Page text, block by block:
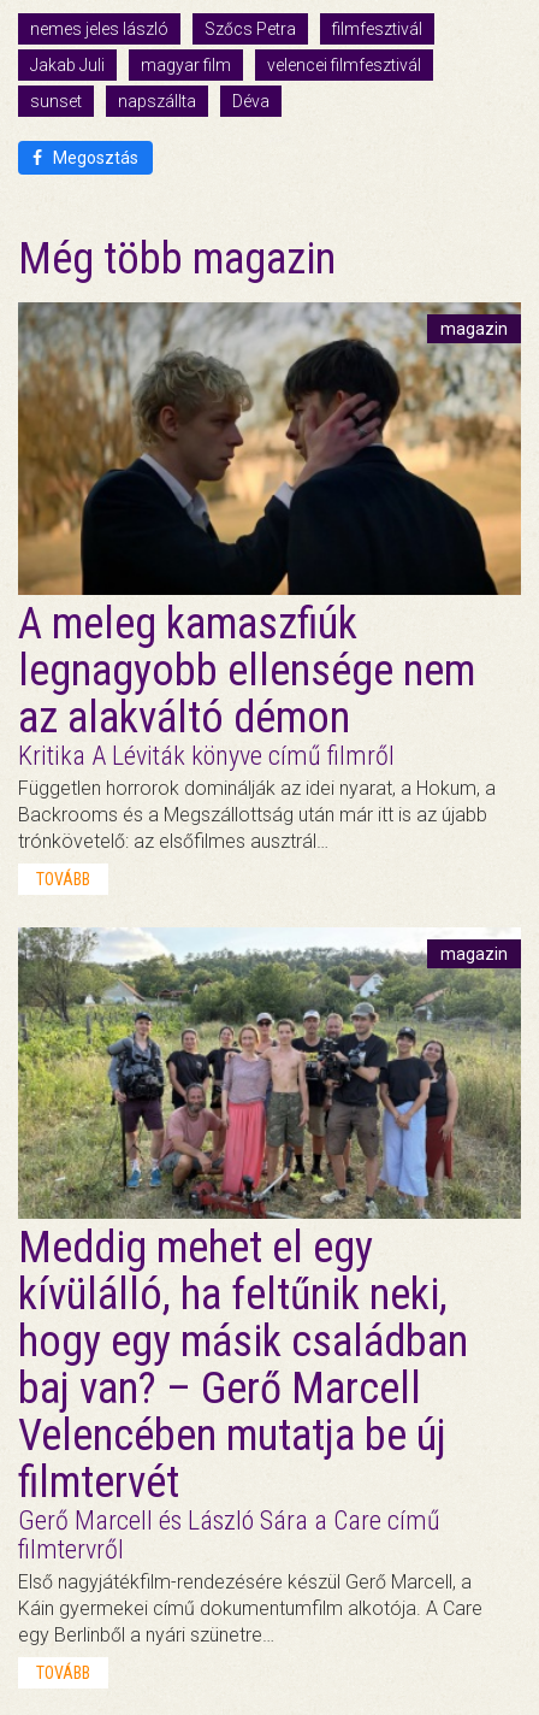
nemes jeles lászló Szőcs Petra
filmfesztivál
Jakab Juli
magyar film
velencei filmfesztivál
sunset
napszállta Déva
Megosztás
Még több magazin
magazin
A meleg kamaszfiúk
legnagyobb ellensége nem
az alakváltó démon
Kritika A Léviták könyve című filmről
Független horrorok dominálják az idei nyarat, a Hokum, a
Backrooms és a Megszállottság után már itt is az újabb
trónkövetelő: az elsőfilmes ausztrál…
TOVÁBB
magazin
Meddig mehet el egy
kívülálló, ha feltűnik neki,
hogy egy másik családban
baj van? – Gerő Marcell
Velencében mutatja be új
filmtervét
Gerő Marcell és László Sára a Care című
filmtervről
Első nagyjátékfilm-rendezésére készül Gerő Marcell, a
Káin gyermekei című dokumentumfilm alkotója. A Care
egy Berlinből a nyári szünetre…
TOVÁBB